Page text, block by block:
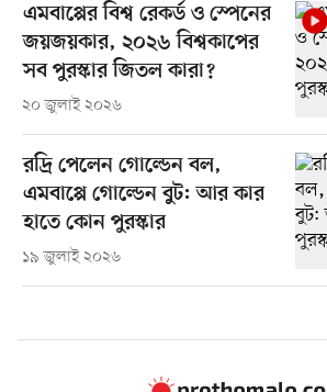
এমবাপ্পের বিশ্ব রেকর্ড ও স্পেনের
জয়জয়কার, ২০২৬ বিশ্বকাপের
সব পুরস্কার জিতল কারা?
২০ জুলাই ২০২৬
রদ্রি পেলেন গোল্ডেন বল,
এমবাপ্পে গোল্ডেন বুট: আর কার
হাতে কোন পুরস্কার
১৯ জুলাই ২০২৬